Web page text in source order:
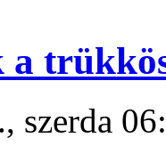
a
szerda